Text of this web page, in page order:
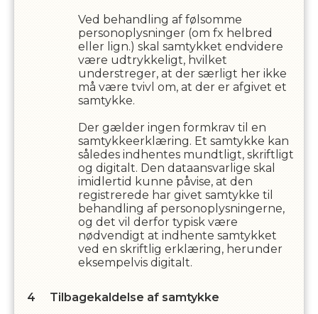
Ved behandling af følsomme
personoplysninger (om fx helbred
eller lign.) skal samtykket endvidere
være udtrykkeligt, hvilket
understreger, at der særligt her ikke
må være tvivl om, at der er afgivet et
samtykke.
Der gælder ingen formkrav til en
samtykkeerklæring. Et samtykke kan
således indhentes mundtligt, skriftligt
og digitalt. Den dataansvarlige skal
imidlertid kunne påvise, at den
registrerede har givet samtykke til
behandling af personoplysningerne,
og det vil derfor typisk være
nødvendigt at indhente samtykket
ved en skriftlig erklæring, herunder
eksempelvis digitalt.
Tilbagekaldelse af samtykke